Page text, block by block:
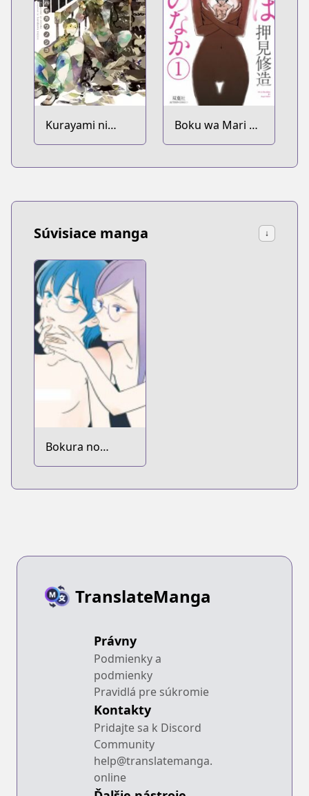
Kurayami ni
Strobe
Boku wa Mari no
Naka
Súvisiace manga ↓
Bokura no
Hentai dj - Boku
TranslateManga
Právny
Podmienky a
podmienky
Pravidlá pre súkromie
Kontakty
Pridajte sa k Discord
Community
help@translatemanga.
online